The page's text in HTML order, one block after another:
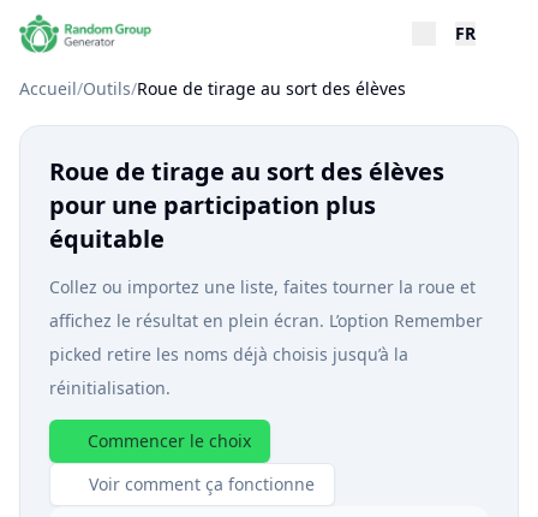
FR
Accueil/Outils/Roue de tirage au sort des élèves
Roue de tirage au sort des élèves
pour une participation plus
équitable
Collez ou importez une liste, faites tourner la roue et
affichez le résultat en plein écran. L’option Remember
picked retire les noms déjà choisis jusqu’à la
réinitialisation.
Commencer le choix
Voir comment ça fonctionne